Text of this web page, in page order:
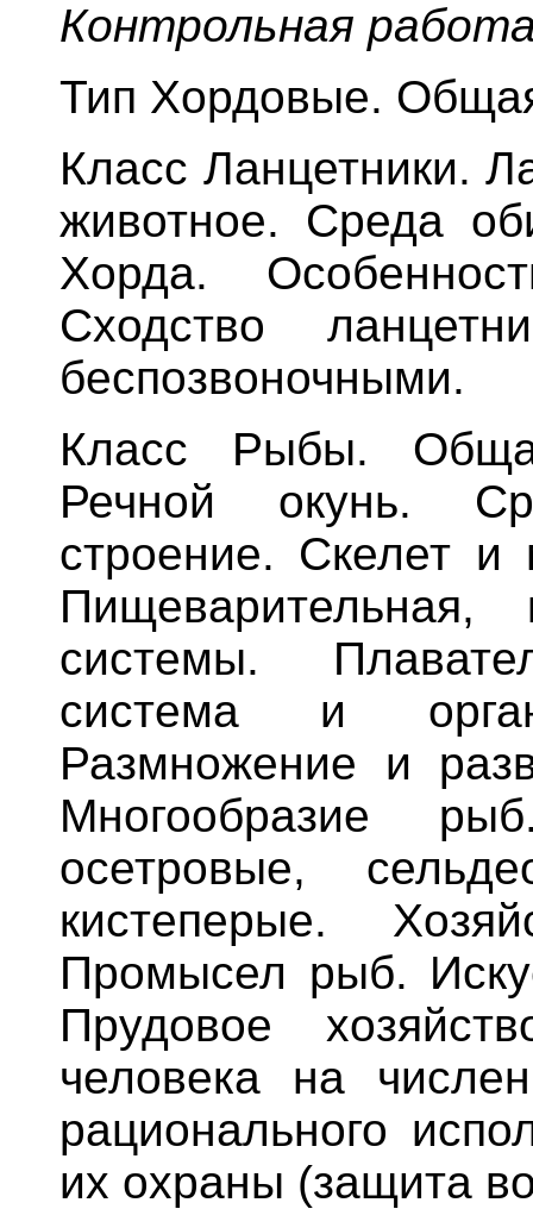
Контрольная
Тип Хордовые.
Класс Ланцетники.
животное. Среда
Хорда.
Сходство
беспозвоночными.
Класс Рыбы.
Речной окунь.
строение. Скелет и
Пищеварительная,
системы.
система и
Размножение и
Многообразие
осетровые,
кистеперые.
Промысел рыб.
Прудовое
человека на
рационального
их охраны (защита